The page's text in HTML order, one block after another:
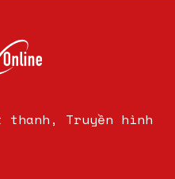
thanh, Truyền hình